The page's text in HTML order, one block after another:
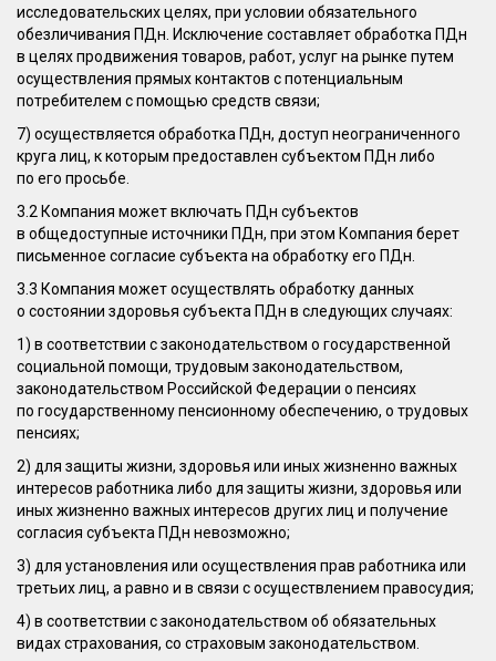
исследовательских целях, при условии обязательного
обезличивания ПДн. Исключение составляет обработка ПДн
в целях продвижения товаров, работ, услуг на рынке путем
осуществления прямых контактов с потенциальным
потребителем с помощью средств связи;
7) осуществляется обработка ПДн, доступ неограниченного
круга лиц, к которым предоставлен субъектом ПДн либо
по его просьбе.
3.2 Компания может включать ПДн субъектов
в общедоступные источники ПДн, при этом Компания берет
письменное согласие субъекта на обработку его ПДн.
3.3 Компания может осуществлять обработку данных
о состоянии здоровья субъекта ПДн в следующих случаях:
1) в соответствии с законодательством о государственной
социальной помощи, трудовым законодательством,
законодательством Российской Федерации о пенсиях
по государственному пенсионному обеспечению, о трудовых
пенсиях;
2) для защиты жизни, здоровья или иных жизненно важных
интересов работника либо для защиты жизни, здоровья или
иных жизненно важных интересов других лиц и получение
согласия субъекта ПДн невозможно;
3) для установления или осуществления прав работника или
третьих лиц, а равно и в связи с осуществлением правосудия;
4) в соответствии с законодательством об обязательных
видах страхования, со страховым законодательством.